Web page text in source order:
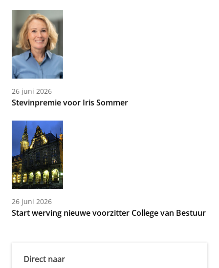
26 juni 2026
Stevinpremie voor Iris Sommer
26 juni 2026
Start werving nieuwe voorzitter College van Bestuur
Direct naar